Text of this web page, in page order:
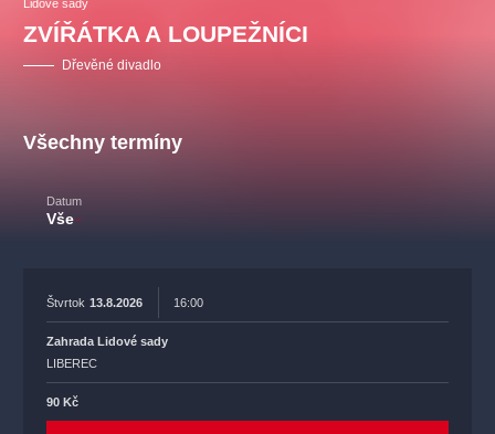
Lidové sady
ZVÍŘÁTKA A LOUPEŽNÍCI
Dřevěné divadlo
Všechny termíny
Datum
Vše
Štvrtok 13.8.2026 16:00
Zahrada Lidové sady
LIBEREC
90 Kč